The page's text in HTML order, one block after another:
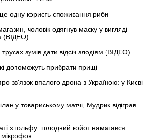
одну користь споживання риби
чоловік одягнув маску у вигляді
(ВІДЕО)
зумів дати відсіч злодіям (ВІДЕО)
допоможуть прибрати прищі
зв'язок впалого дрона з Україною: у Києві
у товариському матчі, Мудрик відіграв
з гольфу: голодний койот намагався
мікрофон